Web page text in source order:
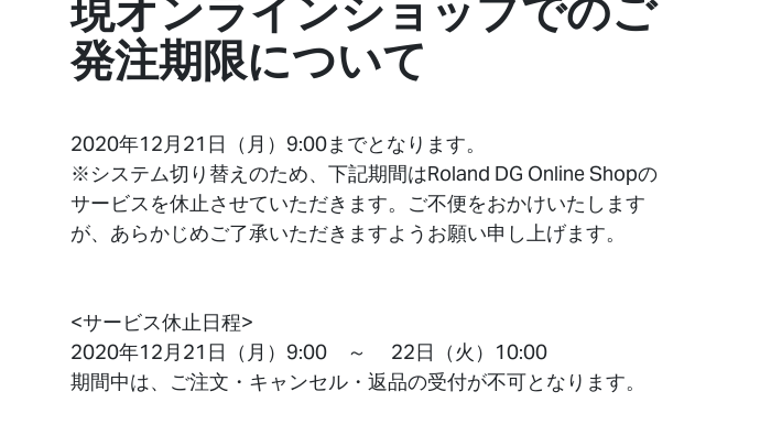
現オンラインショップでのご
発注期限について
2020年12月21日（月）9:00までとなります。
※システム切り替えのため、下記期間はRoland DG Online Shopの
サービスを休止させていただきます。ご不便をおかけいたします
が、あらかじめご了承いただきますようお願い申し上げます。
<サービス休止日程>
2020年12月21日（月）9:00 ～ 22日（火）10:00
期間中は、ご注文・キャンセル・返品の受付が不可となります。